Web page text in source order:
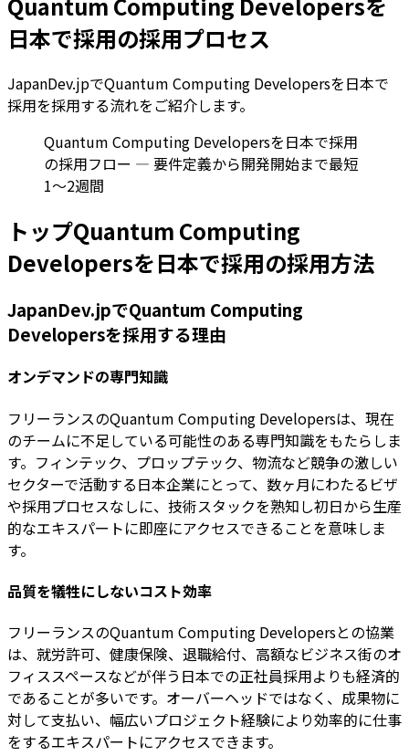
日本で採用の採用プロセス
JapanDev.jpでQuantum Computing Developersを日本で
採用を採用する流れをご紹介します。
Quantum Computing Developersを日本で採用
の採用フロー — 要件定義から開発開始まで最短
1〜2週間
トップQuantum Computing
Developersを日本で採用の採用方法
JapanDev.jpでQuantum Computing
Developersを採用する理由
オンデマンドの専門知識
フリーランスのQuantum Computing Developersは、現在
のチームに不足している可能性のある専門知識をもたらしま
す。フィンテック、プロップテック、物流など競争の激しい
セクターで活動する日本企業にとって、数ヶ月にわたるビザ
や採用プロセスなしに、技術スタックを熟知し初日から生産
的なエキスパートに即座にアクセスできることを意味しま
す。
品質を犠牲にしないコスト効率
フリーランスのQuantum Computing Developersとの協業
は、就労許可、健康保険、退職給付、高額なビジネス街のオ
フィススペースなどが伴う日本での正社員採用よりも経済的
であることが多いです。オーバーヘッドではなく、成果物に
対して支払い、幅広いプロジェクト経験により効率的に仕事
をするエキスパートにアクセスできます。